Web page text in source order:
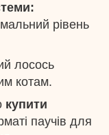
рівень
лосось
котам.
купити
паучів для